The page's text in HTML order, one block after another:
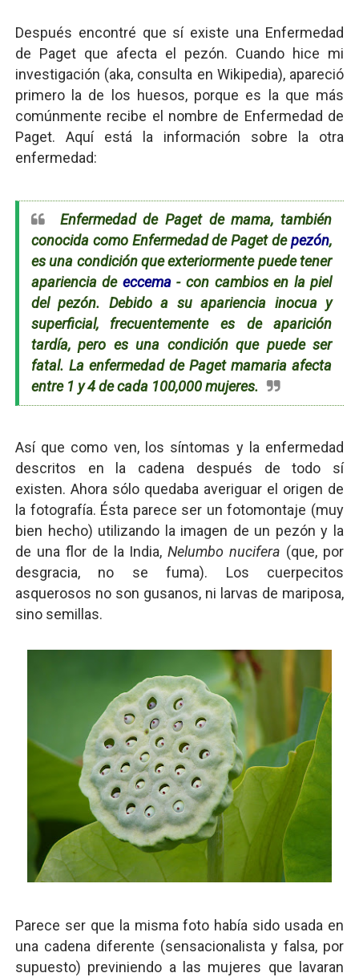
Después encontré que sí existe una Enfermedad
de Paget que afecta el pezón. Cuando hice mi
investigación (aka, consulta en Wikipedia), apareció
primero la de los huesos, porque es la que más
comúnmente recibe el nombre de Enfermedad de
Paget. Aquí está la información sobre la otra
enfermedad:
Enfermedad de Paget de mama, también
conocida como Enfermedad de Paget depezón,
es una condición que exteriormente puede tener
apariencia de eccema- con cambios en la piel
del pezón. Debido a su apariencia inocua y
superficial, frecuentemente es de aparición
tardía, pero es una condición que puede ser
fatal. La enfermedad de Paget mamaria afecta
entre 1 y 4 de cada 100,000 mujeres.
Así que como ven, los síntomas y la enfermedad
descritos en la cadena después de todo sí
existen. Ahora sólo quedaba averiguar el origen de
la fotografía. Ésta parece ser un fotomontaje (muy
bien hecho) utilizando la imagen de un pezón y la
de una flor de la India,Nelumbo nucifera (que, por
desgracia, no se fuma). Los cuerpecitos
asquerosos no son gusanos, ni larvas de mariposa,
sino semillas.
Parece ser que la misma foto había sido usada en
una cadena diferente (sensacionalista y falsa, por
supuesto) previniendo a las mujeres que lavaran